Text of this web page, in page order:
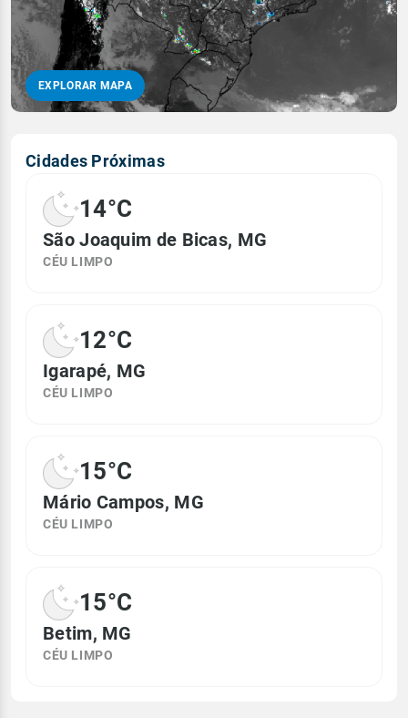
EXPLORAR MAPA
Cidades Próximas
14°C
São Joaquim de Bicas, MG
CÉU LIMPO
12°C
Igarapé, MG
CÉU LIMPO
15°C
Mário Campos, MG
CÉU LIMPO
15°C
Betim, MG
CÉU LIMPO